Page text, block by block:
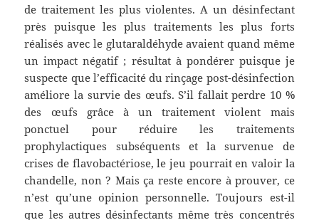
de traitement les plus violentes. A un désinfectant
près puisque les plus traitements les plus forts
réalisés avec le glutaraldéhyde avaient quand même
un impact négatif ; résultat à pondérer puisque je
suspecte que l’efficacité du rinçage post-désinfection
améliore la survie des œufs. S’il fallait perdre 10 %
des œufs grâce à un traitement violent mais
ponctuel pour réduire les traitements
prophylactiques subséquents et la survenue de
crises de flavobactériose, le jeu pourrait en valoir la
chandelle, non ? Mais ça reste encore à prouver, ce
n’est qu’une opinion personnelle. Toujours est-il
que les autres désinfectants même très concentrés